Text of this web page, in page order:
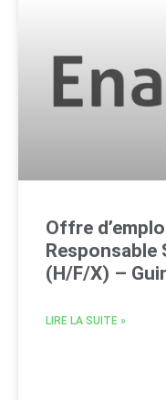
Offre
Responsable
(H/F/X) –
LIRE LA SUITE »